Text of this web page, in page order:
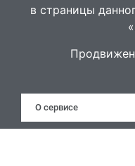
в страницы
О сервисе